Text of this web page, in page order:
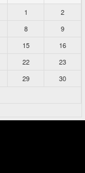
1
2
8
9
15
16
22
23
29
30